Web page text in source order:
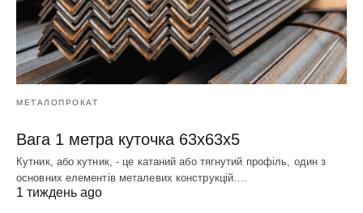
МЕТАЛОПРОКАТ
Вага 1 метра куточка 63х63х5
Кутник, або кутник, - це катаний або тягнутий профіль, один з
основних елементів металевих конструкцій.…
1 тиждень ago